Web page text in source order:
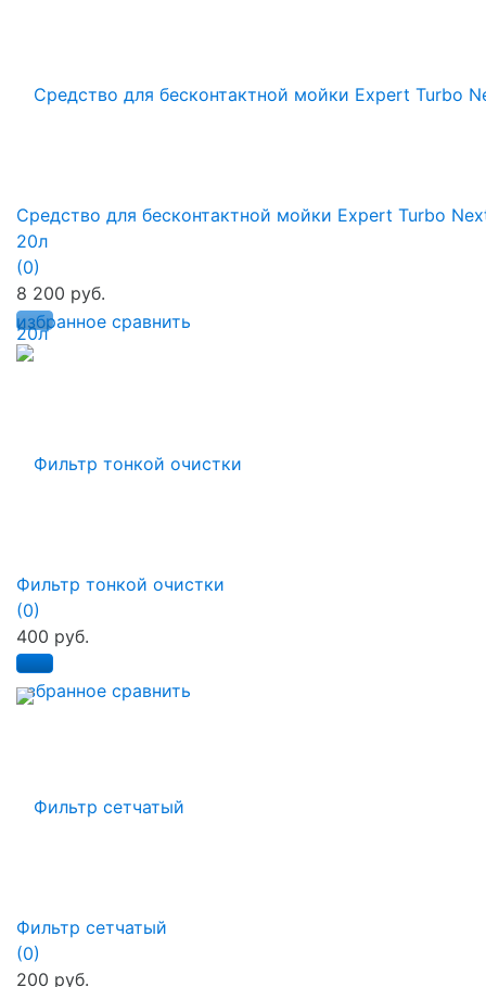
избранное сравнить
Средство для бесконтактной мойки Expert Turbo
20л
(0)
8 200 руб.
избранное сравнить
Фильтр тонкой очистки
(0)
400 руб.
Фильтр сетчатый
(0)
200 руб.